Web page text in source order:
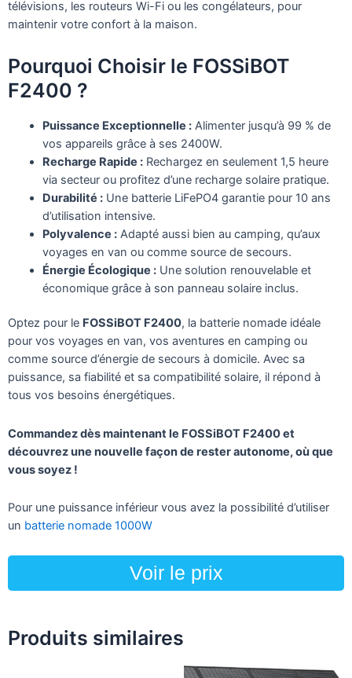
télévisions, les routeurs Wi-Fi ou les congélateurs, pour
maintenir votre confort à la maison.
Pourquoi Choisir le FOSSiBOT
F2400 ?
Puissance Exceptionnelle :Alimenter jusqu’à 99 % de
vos appareils grâce à ses 2400W.
Recharge Rapide :Rechargez en seulement 1,5 heure
via secteur ou profitez d’une recharge solaire pratique.
Durabilité :Une batterie LiFePO4 garantie pour 10 ans
d’utilisation intensive.
Polyvalence :Adapté aussi bien au camping, qu’aux
voyages en van ou comme source de secours.
Énergie Écologique :Une solution renouvelable et
économique grâce à son panneau solaire inclus.
Optez pour le FOSSiBOT F2400, la batterie nomade idéale
pour vos voyages en van, vos aventures en camping ou
comme source d’énergie de secours à domicile. Avec sa
puissance, sa fiabilité et sa compatibilité solaire, il répond à
tous vos besoins énergétiques.
Commandez dès maintenant le FOSSiBOT F2400 et
découvrez une nouvelle façon de rester autonome, où que
vous soyez !
Pour une puissance inférieur vous avez la possibilité d’utiliser
un batterie nomade 1000W
Voir le prix
Produits similaires